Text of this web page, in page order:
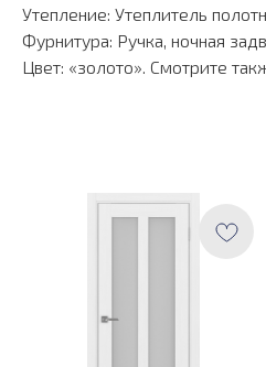
Утепление: Утеплитель
Фурнитура: Ручка, ночная
Цвет: «золото». Смотрите